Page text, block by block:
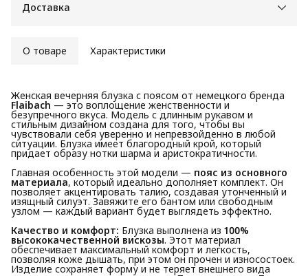
Доставка
О товаре Характеристики
Женская вечерняя блузка с поясом от немецкого бренда
Flaibach — это воплощение женственности и
безупречного вкуса. Модель с длинным рукавом и
стильным дизайном создана для того, чтобы вы
чувствовали себя уверенно и непревзойденно в любой
ситуации. Блузка имеет благородный крой, который
придает образу нотки шарма и аристократичности.
Главная особенность этой модели — пояс из основного
материала, который идеально дополняет комплект. Он
позволяет акцентировать талию, создавая утонченный и
изящный силуэт. Завяжите его бантом или свободным
узлом — каждый вариант будет выглядеть эффектно.
Качество и комфорт: Блузка выполнена из 100%
высококачественной вискозы. Этот материал
обеспечивает максимальный комфорт и легкость,
позволяя коже дышать, при этом он прочен и износостоек.
Изделие сохраняет форму и не теряет внешнего вида